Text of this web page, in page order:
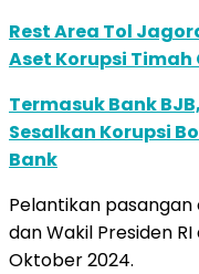
Rest Area Tol
Aset Korupsi Timah
Termasuk Bank
Sesalkan Korupsi
Bank
Pelantikan
dan Wakil Presiden
Oktober 2024.